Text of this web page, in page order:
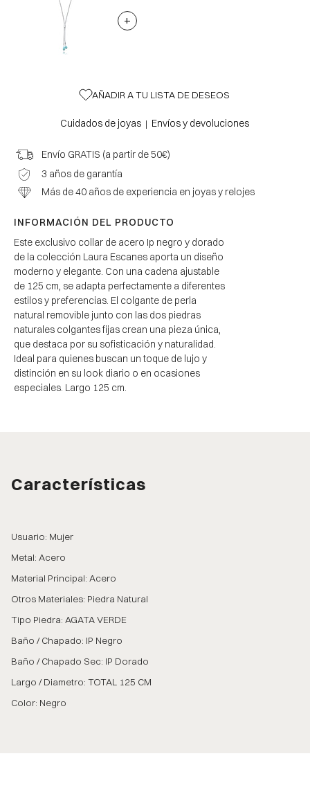
+
AÑADIR A TU LISTA DE DESEOS
Cuidados de joyas | Envíos y devoluciones
Envío GRATIS (a partir de 50€)
3 años de garantía
Más de 40 años de experiencia en joyas y relojes
INFORMACIÓN DEL PRODUCTO
Este exclusivo collar de acero Ip negro y dorado
de la colección Laura Escanes aporta un diseño
moderno y elegante. Con una cadena ajustable
de 125 cm, se adapta perfectamente a diferentes
estilos y preferencias. El colgante de perla
natural removible junto con las dos piedras
naturales colgantes fijas crean una pieza única,
que destaca por su sofisticación y naturalidad.
Ideal para quienes buscan un toque de lujo y
distinción en su look diario o en ocasiones
especiales. Largo 125 cm.
Características
Usuario: Mujer
Metal: Acero
Material Principal: Acero
Otros Materiales: Piedra Natural
Tipo Piedra: AGATA VERDE
Baño / Chapado: IP Negro
Baño / Chapado Sec: IP Dorado
Largo / Diametro: TOTAL 125 CM
Color: Negro